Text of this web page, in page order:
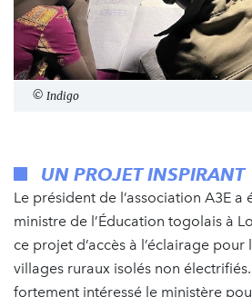
© Indigo
UN PROJET INSPIRANT
Le président de l’association A3E a
ministre de l’Éducation togolais à
ce projet d’accès à l’éclairage
villages ruraux isolés non
fortement intéressé le ministère